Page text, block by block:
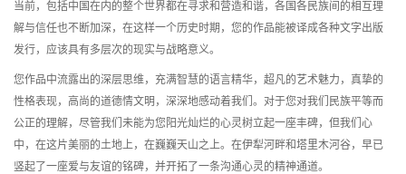
当前，包括中国在内的整个世界都在寻求和营造和谐，各国各民族间的相互理
解与信任也不断加深，在这样一个历史时期，您的作品能被译成各种文字出版
发行，应该具有多层次的现实与战略意义。
您作品中流露出的深层思维，充满智慧的语言精华，超凡的艺术魅力，真挚的
性格表现，高尚的道德情文明，深深地感动着我们。对于您对我们民族平等而
公正的理解，尽管我们未能为您阳光灿烂的心灵树立起一座丰碑，但我们心
中，在这片美丽的土地上，在巍巍天山之上。在伊犁河畔和塔里木河谷，早已
竖起了一座爱与友谊的铭碑，并开拓了一条沟通心灵的精神通道。